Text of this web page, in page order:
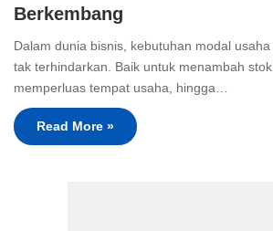
Berkembang
Dalam dunia bisnis, kebutuhan modal
tak terhindarkan. Baik untuk menambah stok
memperluas tempat usaha, hingga…
Read More »